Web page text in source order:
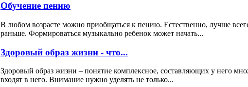
Обучение пению
В любом возрасте можно приобщаться к пению. Естественно, лучше
раньше. Формироваться музыкально ребенок может начать...
Здоровый образ жизни - что...
Здоровый образ жизни – понятие комплексное, составляющих у него
входят в него. Внимание нужно уделять не только...